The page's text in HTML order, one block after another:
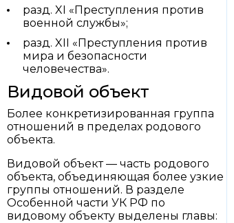
разд. XI «Преступления против
военной службы»;
разд. XII «Преступления против
мира и безопасности
человечества».
Видовой объект
Более конкретизированная группа
отношений в пределах родового
объекта.
Видовой объект — часть родового
объекта, объединяющая более узкие
группы отношений. В разделе
Особенной части УК РФ по
видовому объекту выделены главы: